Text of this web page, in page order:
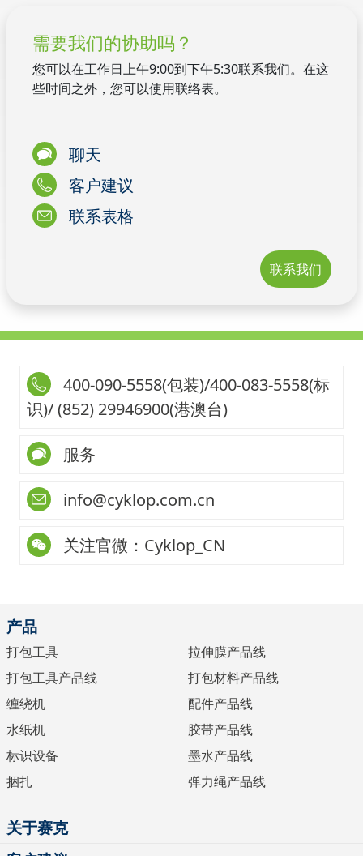
需要我们的协助吗？
您可以在工作日上午9:00到下午5:30联系我们。在这
些时间之外，您可以使用联络表。
聊天
客户建议
联系表格
联系我们
400-090-5558(包装)/400-083-5558(标
识)/ (852) 29946900(港澳台)
服务
info@cyklop.com.cn
关注官微：Cyklop_CN
产品
打包工具
打包工具产品线
缠绕机
水纸机
标识设备
捆扎
拉伸膜产品线
打包材料产品线
配件产品线
胶带产品线
墨水产品线
弹力绳产品线
关于赛克